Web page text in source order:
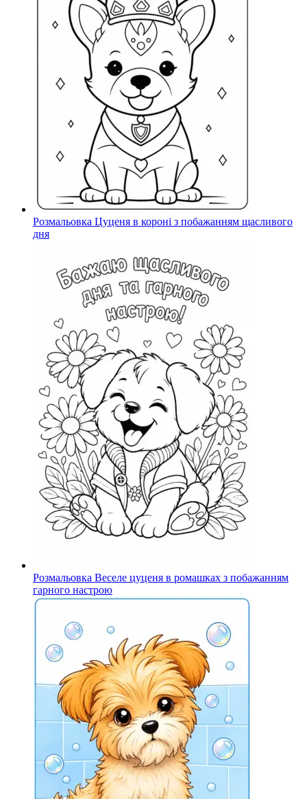
Розмальовка Цуценя в короні з побажанням щасливого
дня
Розмальовка Веселе цуценя в ромашках з побажанням
гарного настрою